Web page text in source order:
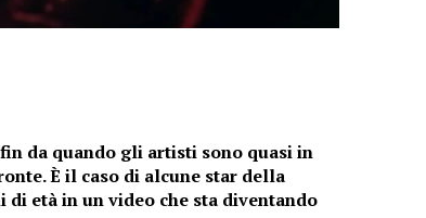
da quando gli artisti sono quasi in
È il caso di alcune star della
età in un video che sta diventando